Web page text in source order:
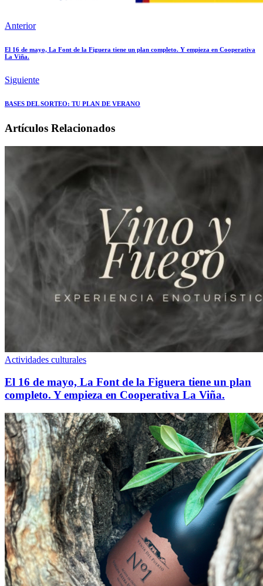
Anterior
El 16 de mayo, La Font de la Figuera tiene un plan completo. Y empieza en Cooperativa
La Viña.
Siguiente
BASES DEL SORTEO: TU PLAN DE VERANO
Artículos Relacionados
Actividades culturales
El 16 de mayo, La Font de la Figuera tiene un plan
completo. Y empieza en Cooperativa La Viña.